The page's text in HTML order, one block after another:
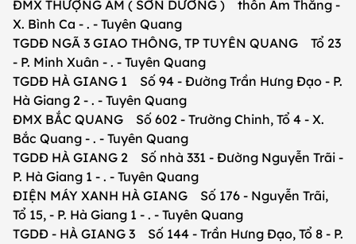
ĐMX THƯỢNG ẤM ( SƠN DƯƠNG ) thôn Ấm Thắng -
X. Bình Ca - . - Tuyên Quang
TGDĐ NGÃ 3 GIAO THÔNG, TP TUYÊN QUANG Tổ 23
- P. Minh Xuân - . - Tuyên Quang
TGDĐ HÀ GIANG 1 Số 94 - Đường Trần Hưng Đạo - P.
Hà Giang 2 - . - Tuyên Quang
ĐMX BẮC QUANG Số 602 - Trường Chinh, Tổ 4 - X.
Bắc Quang - . - Tuyên Quang
TGDĐ HÀ GIANG 2 Số nhà 331 - Đường Nguyễn Trãi -
P. Hà Giang 1 - . - Tuyên Quang
ĐIỆN MÁY XANH HÀ GIANG Số 176 - Nguyễn Trãi,
Tổ 15, - P. Hà Giang 1 - . - Tuyên Quang
TGDĐ - HÀ GIANG 3 Số 144 - Trần Hưng Đạo, Tổ 8 - P.